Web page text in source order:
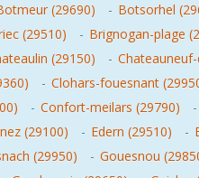
(29690) - Botsorhel
(29510) - Brignogan-plage
(29150) -
- Clohars-fouesnant
- Confort-meilars (29790) -
(29100) - Edern (29510) -
(29950) - Gouesnou